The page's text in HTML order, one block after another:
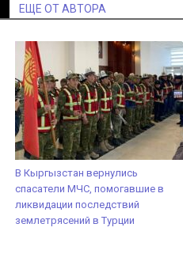
ЕЩЕ ОТ АВТОРА
В Кыргызстан вернулись
спасатели МЧС, помогавшие в
ликвидации последствий
землетрясений в Турции